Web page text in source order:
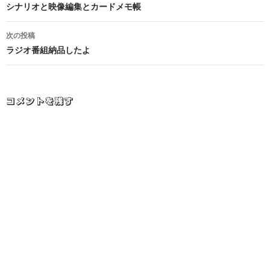
稿
ナ
ビ
シナリオと映像編集とカードメモ帳
次の投稿
ラジオ番組納品したよ
コメントを残す